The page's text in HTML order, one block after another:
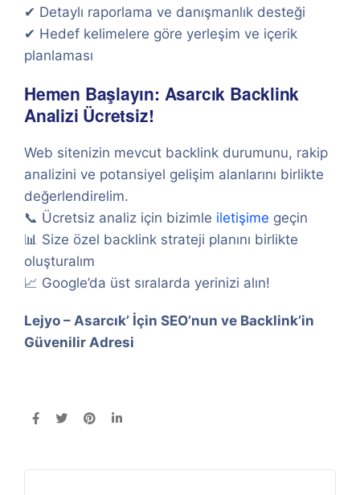
✔ Detaylı raporlama ve danışmanlık desteği
✔ Hedef kelimelere göre yerleşim ve içerik
planlaması
Hemen Başlayın: Asarcık Backlink
Analizi Ücretsiz!
Web sitenizin mevcut backlink durumunu, rakip
analizini ve potansiyel gelişim alanlarını birlikte
değerlendirelim.
📞 Ücretsiz analiz için bizimle iletişime geçin
📊 Size özel backlink strateji planını birlikte
oluşturalım
📈 Google’da üst sıralarda yerinizi alın!
Lejyo – Asarcık’ İçin SEO’nun ve Backlink’in
Güvenilir Adresi